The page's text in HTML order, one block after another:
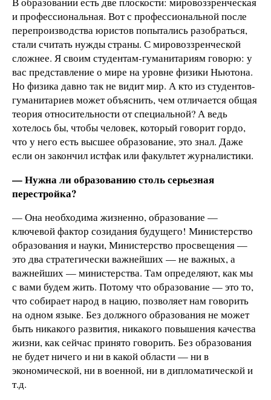
и профессиональная. Вот с профессиональной после
перепроизводства юристов попытались разобраться,
стали считать нужды страны. С мировоззренческой
сложнее. Я своим студентам-гуманитариям говорю: у
вас представление о мире на уровне физики Ньютона.
Но физика давно так не видит мир. А кто из студентов-
гуманитариев может объяснить, чем отличается общая
теория относительности от специальной? А ведь
хотелось бы, чтобы человек, который говорит гордо,
что у него есть высшее образование, это знал. Даже
если он закончил истфак или факультет журналистики.
— Нужна ли образованию столь серьезная
перестройка?
— Она необходима жизненно, образование —
ключевой фактор созидания будущего! Министерство
образования и науки, Министерство просвещения —
это два стратегически важнейших — не важных, а
важнейших — министерства. Там определяют, как мы
с вами будем жить. Потому что образование — это то,
что собирает народ в нацию, позволяет нам говорить
на одном языке. Без должного образования не может
быть никакого развития, никакого повышения качества
жизни, как сейчас принято говорить. Без образования
не будет ничего и ни в какой области — ни в
экономической, ни в военной, ни в дипломатической и
т.д.